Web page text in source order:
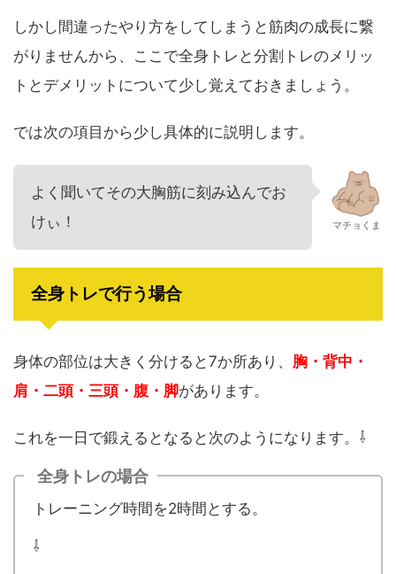
しかし間違ったやり方をしてしまうと筋肉の成長に繋
がりませんから、ここで全身トレと分割トレのメリッ
トとデメリットについて少し覚えておきましょう。
では次の項目から少し具体的に説明します。
よく聞いてその大胸筋に刻み込んでお
けぃ！
マチョくま
全身トレで行う場合
身体の部位は大きく分けると7か所あり、 胸・背中・
肩・二頭・三頭・腹・脚があります。
これを一日で鍛えるとなると次のようになります。⇩
全身トレの場合
トレーニング時間を2時間とする。
⇩